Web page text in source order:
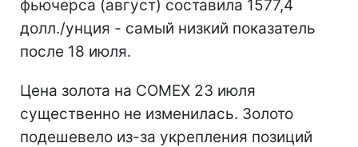
фьючерса (август) составила 1577,4
долл./унция - самый низкий показатель
после 18 июля.
Цена золота на COMEX 23 июля
существенно не изменилась. Золото
подешевело из-за укрепления позиций